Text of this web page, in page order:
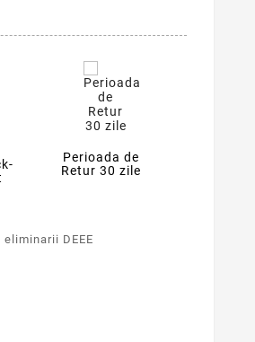
Perioada de
Retur 30 zile
DEEE